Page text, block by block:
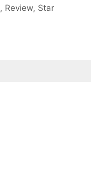
, Review, Star